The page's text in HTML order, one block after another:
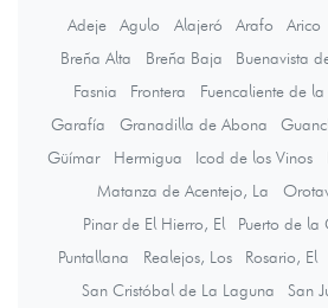
Adeje Agulo Alajeró Arafo Arico
Breña Alta
Breña Baja Buenavista
Fasnia
Frontera Fuencaliente de
Garafía
Granadilla de Abona
Güímar
Hermigua Icod de los Vinos
Matanza de Acentejo, La
Pinar de El Hierro, El
Puerto de la
Puntallana
Realejos, Los Rosario, El
San Cristóbal de La Laguna
San